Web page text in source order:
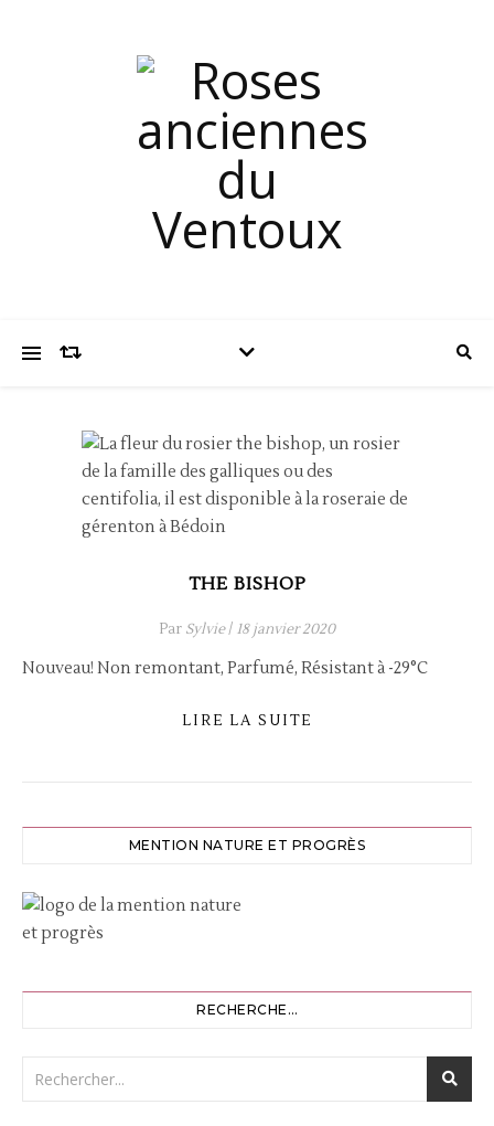
THE BISHOP
Par Sylvie/ 18 janvier 2020
Nouveau! Non remontant, Parfumé, Résistant à -29°C
LIRE LA SUITE
MENTION NATURE ET PROGRÈS
RECHERCHE…